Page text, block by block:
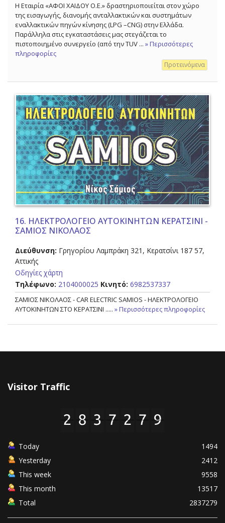
Η Εταιρία «ΑΦΟΙ ΧΑΙΔΟΥ Ο.Ε.» δραστηριοποιείται στον χώρο
της εισαγωγής, διανομής ανταλλακτικών και συστημάτων
εναλλακτικών πηγών κίνησης (LPG –CNG) στην Ελλάδα.
Παράλληλα στις εγκαταστάσεις μας στεγάζεται το
πιστοποιημένο συνεργείo (από την ΤUV ... » Περισσότερες
πληροφορίες
Προτεινόμενα
16. ΗΛΕΚΤΡΟΛΟΓΕΙΟ ΑΥΤΟΚΙΝΗΤΩΝ ΚΕΡΑΤΣΙΝΙ -
ΣΑΜΙΟΣ ΝΙΚΟΛΑΟΣ
Διεύθυνση: Γρηγορίου Λαμπράκη 321, Κερατσίνι 187 57,
Αττικής
Οδηγίες χάρτη
Τηλέφωνο: 2104000025 Κινητό: 6982537337
ΣΑΜΙΟΣ ΝΙΚΟΛΑΟΣ - CAR ELECTRIC SAMIOS - ΗΛΕΚΤΡΟΛΟΓΕΙΟ
ΑΥΤΟΚΙΝΗΤΩΝ ΣΤΟ ΚΕΡΑΤΣΙΝΙ ..... » Περισσότερες πληροφορίες
Visitor Traffic
Today
1494
Yesterday
2412
This week
9558
This month
13517
Total
2837279